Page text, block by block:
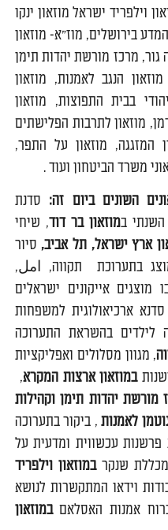
וילפריד ישראל מוזאון ינקו
בירושלים, מוז"א- מוזאון
גור, מרכז מורשת יהדות תימן
הנגב לאמנות, מוזאון
בבית התפוצות, מוזאון
מוזאון לתרבות הפלישתים
המזגגה, מוזאון על התפר,
משרד הביטחון ועוד .
השונים ביום זה: סדנת
במוזאון בר דוד, שיחי
ארץ ישראל, תל אביב, סיור
בתערוכת תקווה, امل,
מוצגים אייקונים ישראלים
ארכיאולוגית למשפחות
לילדים בהשראת התערוכה
, מגוון מסלולים ואפליקציות
במוזאון ארצות המקרא,
מורשת יהדות תימן וקהילות
לאמנות, ביקור בתערוכה
פרשנות עכשווית ומדעית על
מכללת שנקרבמוזאון וילפריד
ייחודית של 2 עבודות וידאו המתקשרות לנושא
ברוח אמנות האסלאםבמוזאון